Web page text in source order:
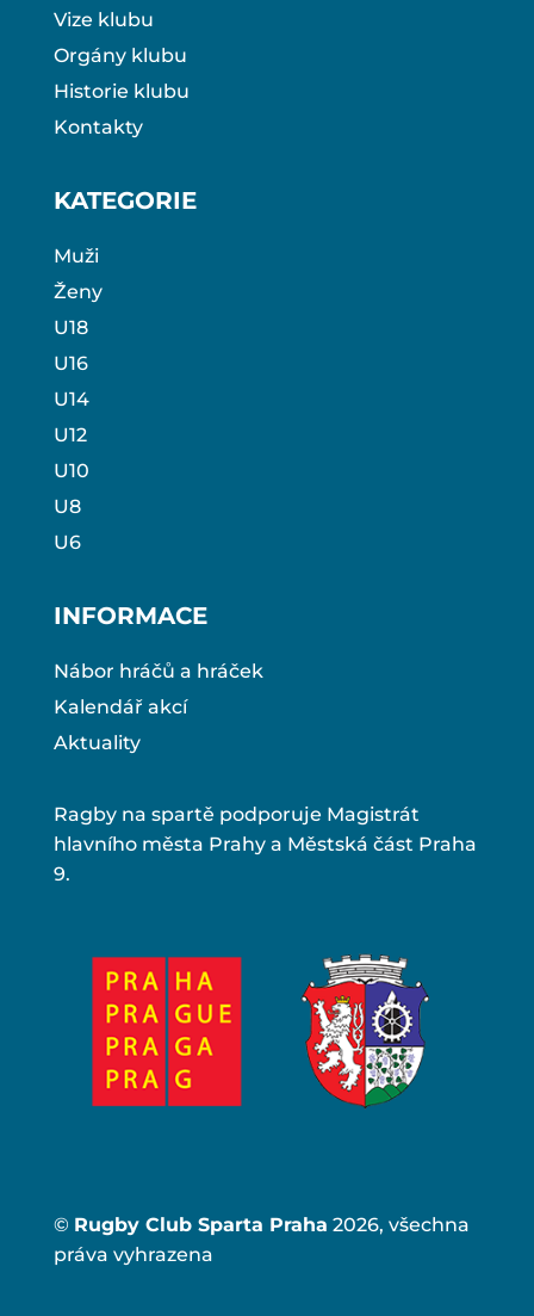
Vize klubu
Orgány klubu
Historie klubu
Kontakty
KATEGORIE
Muži
Ženy
U18
U16
U14
U12
U10
U8
U6
INFORMACE
Nábor hráčů a hráček
Kalendář akcí
Aktuality
Ragby na spartě podporuje Magistrát
hlavního města Prahy a Městská část Praha
9.
© Rugby Club Sparta Praha 2026, všechna
práva vyhrazena